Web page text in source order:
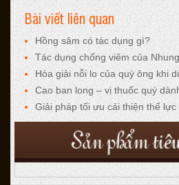
Bài viết liên quan
Hồng sâm có tác dụng gì?
Tác dụng chống viêm của
Hóa giải nỗi lo của quý ông khi
Cao ban long – vị thuốc quý
Giải pháp tối ưu cải thiện thể